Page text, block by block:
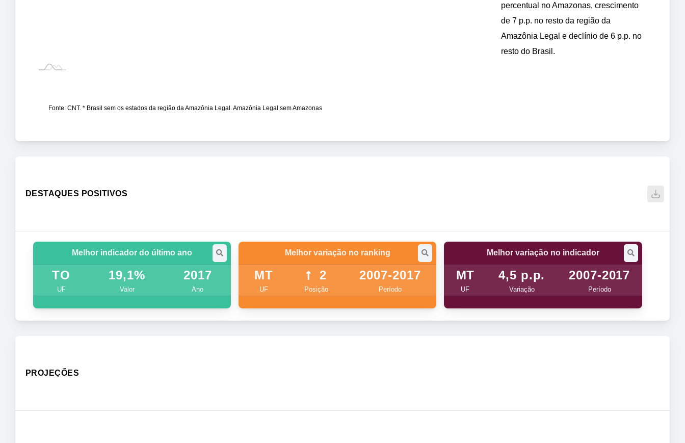
Fonte: CNT. * Brasil sem os estados da região da Amazônia Legal. Amazônia Legal sem Amazonas
percentual no Amazonas, crescimento
de 7 p.p. no resto da região da
Amazônia Legal e declínio de 6 p.p. no
resto do Brasil.
DESTAQUES POSITIVOS
Melhor indicador do último ano
TO
UF
19,1%
Valor
2017
Ano
Melhor variação no ranking
MT
UF
2
Posição
2007-2017
Período
Melhor variação no indicador
MT
UF
4,5 p.p.
Variação
2007-2017
Período
PROJEÇÕES